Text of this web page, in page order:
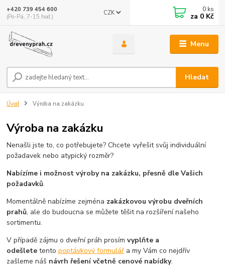
Menu
CZK
Hledat
+420 739 454 600
(Po-Pá, 7-15 hod.)
0 ks
za 0 Kč
Úvod Výroba na zakázku
Výroba na zakázku
Nenašli jste to, co potřebujete? Chcete vyřešit svůj individuální
požadavek nebo atypický rozměr?
Nabízíme i možnost výroby na zakázku, přesně dle Vašich
požadavků.
Momentálně nabízíme zejména zakázkovou výrobu dveřních
prahů, ale do budoucna se můžete těšit na rozšíření našeho
sortimentu.
V případě zájmu o dveřní práh prosímvyplňte a
odešlete tentopoptávkový formulář a my Vám co nejdřív
zašleme náš návrh řešení včetně cenové nabídky.